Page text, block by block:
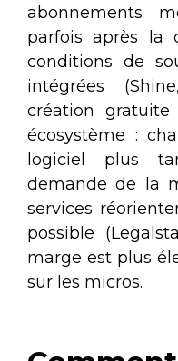
abonnements
parfois après la
conditions de
intégrées
création
écosystème :
logiciel plus
demande de la
services
possible
marge est plus
sur les micros.